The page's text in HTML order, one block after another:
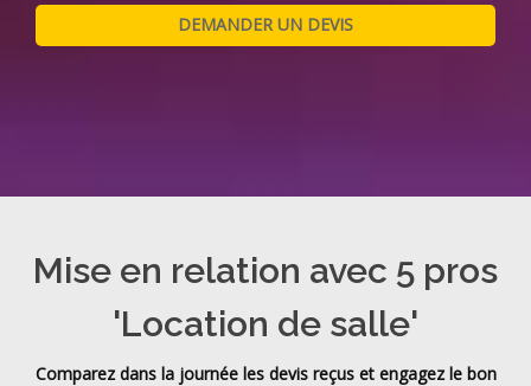
Mise en relation avec 5 pros
'Location de salle'
Comparez dans la journée les devis reçus et engagez le bon